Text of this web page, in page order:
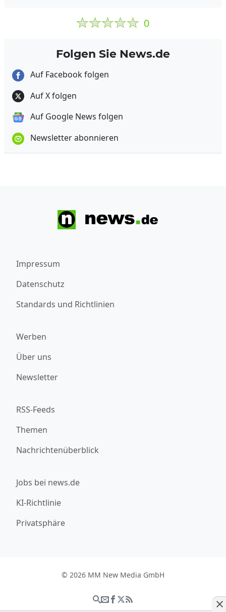
0
Folgen Sie News.de
Auf Facebook folgen
Auf X folgen
Auf Google News folgen
Newsletter abonnieren
Impressum
Datenschutz
Standards und Richtlinien
Werben
Über uns
Newsletter
RSS-Feeds
Themen
Nachrichtenüberblick
Jobs bei news.de
KI-Richtlinie
Privatsphäre
© 2026 MM New Media GmbH